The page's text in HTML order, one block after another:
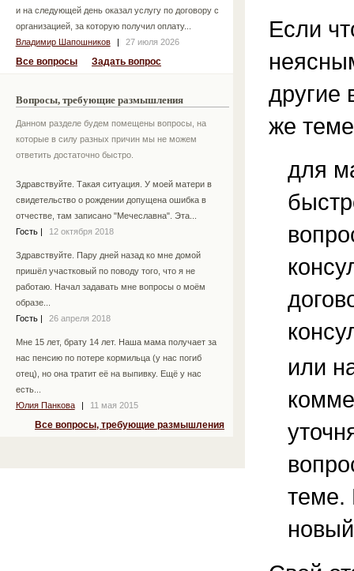
и на следующей день оказал услугу по договору с
организацией, за которую получил оплату...
Владимир Шапошников
| 27 июля 2026
Все вопросы Задать вопрос
Вопросы, требующие размышления
Данном разделе будем помещены вопросы, на
которые в силу разных причин мы не можем
ответить достаточно быстро.
Здравствуйте. Такая ситуация. У моей матери в
свидетельство о рождении допущена ошибка в
отчестве, там записано "Мечеславна". Эта...
Гость
12 октября 2018
Здравствуйте. Пару дней назад ко мне домой
пришёл участковый по поводу того, что я не
работаю. Начал задавать мне вопросы о моём
образе...
Гость
26 апреля 2018
Мне 15 лет, брату 14 лет. Наша мама получает за
нас пенсию по потере кормильца (у нас погиб
отец), но она тратит её на выпивку. Ещё у нас
есть...
Юлия Панкова
11 мая 2015
Все вопросы, требующие размышления
Если
другие
же
для
или
теме.